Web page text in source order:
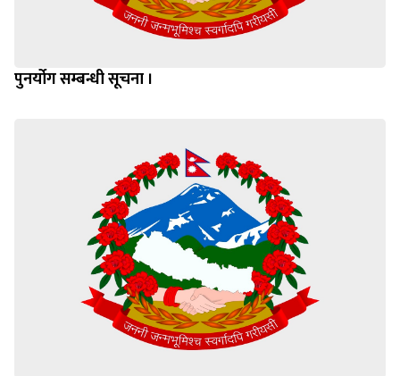
पुनर्योग सम्बन्धी सूचना ।